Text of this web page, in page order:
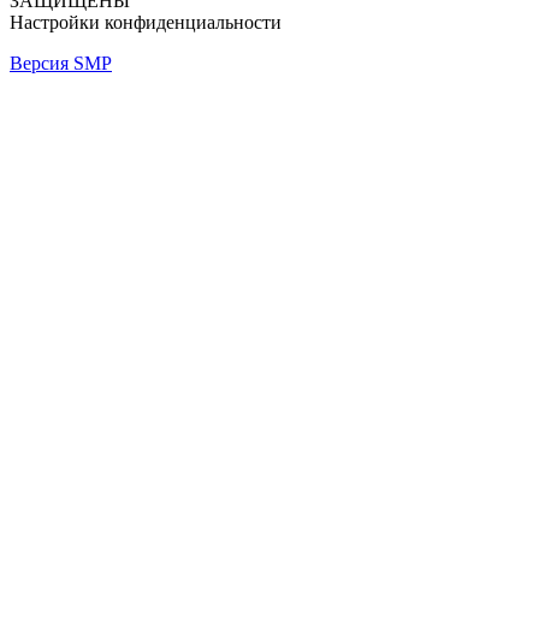
Настройки конфиденциальности
Версия SMP